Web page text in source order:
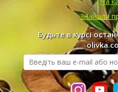
Знайшли
Будьте в курсі